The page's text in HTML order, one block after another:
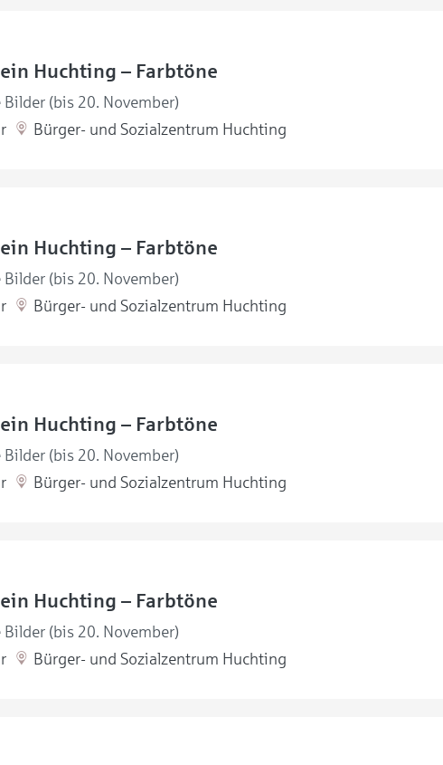
Huchting – Farbtöne
(bis 20. November)
Bürger- und Sozialzentrum Huchting
Huchting – Farbtöne
(bis 20. November)
Bürger- und Sozialzentrum Huchting
Huchting – Farbtöne
(bis 20. November)
Bürger- und Sozialzentrum Huchting
Huchting – Farbtöne
(bis 20. November)
Bürger- und Sozialzentrum Huchting